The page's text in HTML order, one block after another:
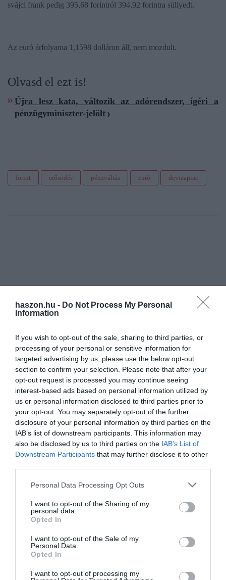
haszon.hu - Do Not Process My Personal
Information
If you wish to opt-out of the sale, sharing to third parties, or
processing of your personal or sensitive information for
targeted advertising by us, please use the below opt-out
section to confirm your selection. Please note that after your
opt-out request is processed you may continue seeing
interest-based ads based on personal information utilized by
us or personal information disclosed to third parties prior to
your opt-out. You may separately opt-out of the further
disclosure of your personal information by third parties on the
IAB’s list of downstream participants. This information may
also be disclosed by us to third parties on the IAB’s List of
Downstream Participants that may further disclose it to other
Please note that this website/app uses one or more Google
not limited to your visit or usage behaviour. You may click to
grant or deny consent to Google and its third-party tags to
use your data for below specified purposes in below Google
consent section.
Personal Data Processing Opt Outs
I want to opt-out of the Sharing of my
personal data.
Opted In
I want to opt-out of the Sale of my
Personal Data.
Opted In
I want to opt-out of processing my
svájci frank pedig 395,68 forintról 394,92 forintra süllyedt.
Az euró árfolyama 1,1598 dolláron áll, nem mozdult.
Olvasd el ezt is!
Újra lesz kata, változik az adórendszer, ígéri a
pénzügyminiszter-jelölt
forint erősödés pénzváltás euró devizapiac
Így bukta el 146 millióját a csalók csömöri
Banki ügyintézőnek és rendőrnek adták ki magukat a csalók, akik